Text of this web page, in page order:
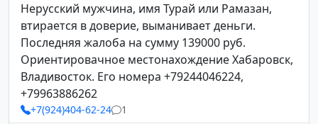
Нерусский мужчина, имя Турай или Рамазан,
втирается в доверие, выманивает деньги.
Последняя жалоба на сумму 139000 руб.
Ориентировачное местонахождение Хабаровск,
Владивосток. Его номера +79244046224,
+79963886262
+7(924)404-62-24 1